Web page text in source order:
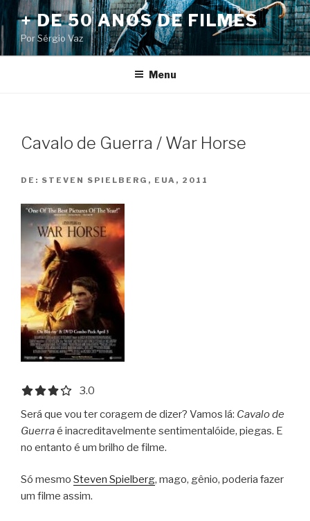
Pular
para
o
conteúdo
+ DE 50 ANOS DE FILMES
Por Sérgio Vaz
Menu
Cavalo de Guerra / War Horse
DE: STEVEN SPIELBERG, EUA, 2011
3.0 out of 5.0 stars
3.0
Será que vou ter coragem de dizer? Vamos lá: Cavalo de
Guerraé inacreditavelmente sentimentalóide, piegas. E
no entanto é um brilho de filme.
Só mesmo Steven Spielberg, mago, gênio, poderia fazer
um filme assim.